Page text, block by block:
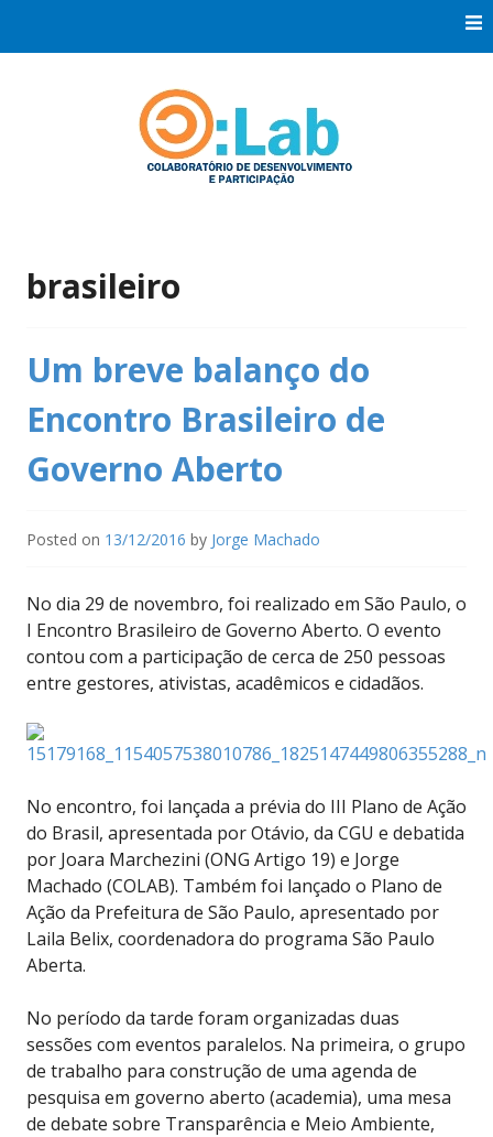
brasileiro
Um breve balanço do
Encontro Brasileiro de
Governo Aberto
Posted on 13/12/2016 by Jorge Machado
No dia 29 de novembro, foi realizado em São Paulo, o
I Encontro Brasileiro de Governo Aberto. O evento
contou com a participação de cerca de 250 pessoas
entre gestores, ativistas, acadêmicos e cidadãos.
No encontro, foi lançada a prévia do III Plano de Ação
do Brasil, apresentada por Otávio, da CGU e debatida
por Joara Marchezini (ONG Artigo 19) e Jorge
Machado (COLAB). Também foi lançado o Plano de
Ação da Prefeitura de São Paulo, apresentado por
Laila Belix, coordenadora do programa São Paulo
Aberta.
No período da tarde foram organizadas duas
sessões com eventos paralelos. Na primeira, o grupo
de trabalho para construção de uma agenda de
pesquisa em governo aberto (academia), uma mesa
de debate sobre Transparência e Meio Ambiente,